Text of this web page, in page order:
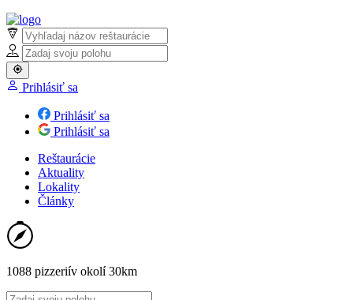
Prihlásiť sa
Prihlásiť sa
Prihlásiť sa
Reštaurácie
Aktuality
Lokality
Články
1088 pizzeriív okolí 30km